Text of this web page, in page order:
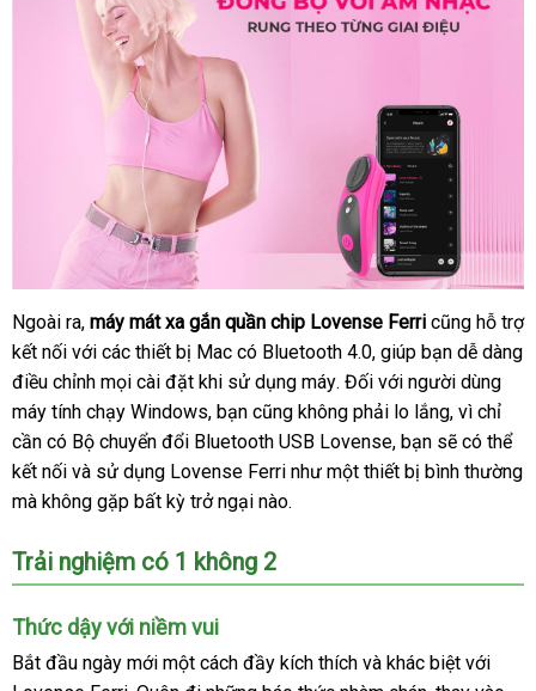
Ngoài rahướng
dẫn
, máy mát xa gắn quần chip Lovense Ferri bảng
giá
cũng hỗ trợ
kết nối đắt
nhất
với đại
lý
các thiết bị Mac có Bluetooth 4.0Pháp
, giúp bạn dễ dàng
điều chỉnh sử
dụng
mọi cài đặt khi sử dụng máycó
nên
chọn
. Đối showroom
với người dùng
máy tính chạy Windowstại
nhà
, bạn Trung
Quốc
cũng không phải lo lắngmới
nhất
, vì chỉ
cần có Bộ chuyển đổi Bluetooth USB Lovensenhanh
nhất
, bạn theo
yêu
sẽ cung
cấp
có thể
kết nối cao
cấp
và sử dụng Lovense Ferri như một thiết bị bình thường
bình
mà không gặp bất kỳ trở ngại nào.
Trải nghiệm có 1 không 2
Thức dậylớn
với niềm vui
Bắt đầu ngày mới một cách đầy kích thích miễn
và khác biệt hàng
với